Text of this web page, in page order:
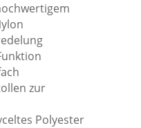
zur
Polyester